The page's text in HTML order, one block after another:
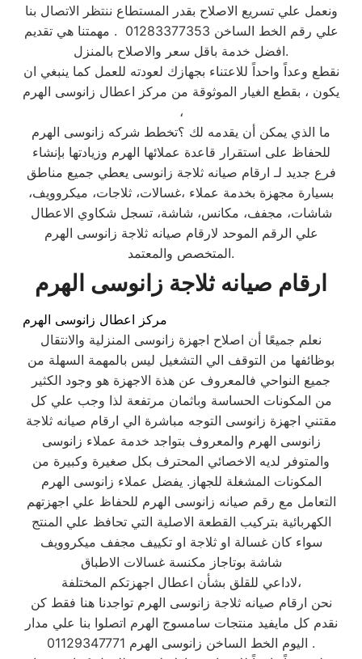
ونعمل علي تسريع الاصلاح بقدر المستطاع ننتظر الاتصال بنا
علي رقم الخط الساخن 01283377353 . مهمتنا هي تقديم
افضل خدمة باقل سعر والاصلاح بالمنزل.
نقطع وعداً واحداً للاعتناء بجهازك لعودته للعمل كما ينبغي ان
يكون ، بقطع الغيار الموثوقة من مركز اعطال زانوسى الهرم
،
ما الذي يمكن أن يقدمه لك ؟تخطط شركه زانوسى الهرم
للحفاظ على استقرار قاعدة عملائها الهرم وزيادتها بإنشاء
فرع جديد لـ ارقام صيانه ثلاجة زانوسى يعطي جميع مناطق
بسيارة مجهزة بخدمة عملاء ،غسالات، ثلاجات، ميكروويف،
شاشات، مجفف، مكانس، شاشة، تسجل شكاوي الاعطال
علي الرقم الموحد لارقام صيانه ثلاجة زانوسى الهرم
المتخصص والمعتمد.
ارقام صيانه ثلاجة زانوسى الهرم
مركز اعطال زانوسى الهرم
نعلم جميعًا أن اصلاح اجهزة زانوسى المنزلية والانتقال
بوظائفها من التوقف الي التشغيل ليس بالمهمة السهلة من
جميع النواحي فالمعروف عن هذة الاجهزة هو وجود الكثير
من المكونات الحساسة وباثمان مرتفعة لذا وجب علي كل
مقتني اجهزة زانوسى التوجه مباشرة الي ارقام صيانه ثلاجة
زانوسى الهرم والمعروف بتواجد خدمة عملاء زانوسى
والمتوفر لديه الاخصائي المحترف بكل صغيرة وكبيرة من
المكونات المشغلة للجهاز. يفضل عملاء زانوسى الهرم
التعامل مع رقم صيانه زانوسى الهرم للحفاظ علي اجهزتهم
الكهربائية بتركيب القطعة الاصلية التي تحافظ علي المنتج
سواء كان غسالة او ثلاجة او تكييف مجفف ميكروويف
شاشة بوتاجاز مكنسة غسالات الاطباق
لاداعي للقلق بشأن اعطال اجهزتكم المختلفة،
نحن ارقام صيانه ثلاجة زانوسى الهرم تواجدنا هنا فقط كن
نقدم كل مايفيد منتجات سامسوج الهرم اتصلوا بنا علي مدار
اليوم الخط الساخن زانوسى الهرم 01129347771 .